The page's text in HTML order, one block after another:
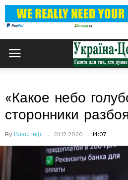
«Какое небо
сторонники
By Влас. інф. 01.12.2020 14:07